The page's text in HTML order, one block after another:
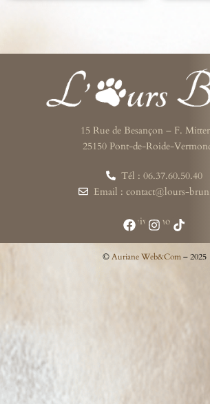
15 Rue de Besançon – F.
25150 Pont-de-Roide-
Tél : 06.37.60.50.40
Email : contact@lours-
Suivez-nous
©Auriane Web&Com– 2025